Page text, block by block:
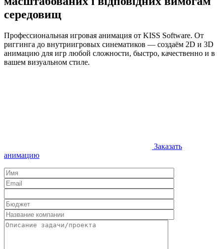
середовищ
Профессиональная игровая анимация от KISS Software. От
риггинга до внутриигровых синематиков — создаём 2D и 3D
анимацию для игр любой сложности, быстро, качественно и в
вашем визуальном стиле.
Заказать
анимацию